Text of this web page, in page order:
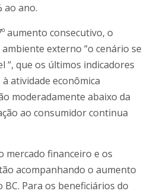
ao ano.
aumento consecutivo, o
externo “o cenário se
que os últimos indicadores
atividade econômica
moderadamente abaixo da
ao consumidor continua
mercado financeiro e os
acompanhando o aumento
Para os beneficiários do